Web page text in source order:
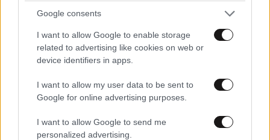
Google consents
I want to allow Google to enable storage
related to advertising like cookies on web or
device identifiers in apps.
I want to allow my user data to be sent to
Google for online advertising purposes.
I want to allow Google to send me
personalized advertising.